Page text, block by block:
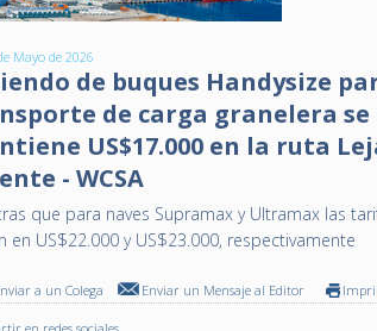
Mayo de 2026
de buques Handysize
de carga granelera se
US$17.000 en la ruta
- WCSA
que para naves Supramax y Ultramax las
en US$22.000 y US$23.000, respectivamente
a un Colega Enviar un Mensaje al Editor